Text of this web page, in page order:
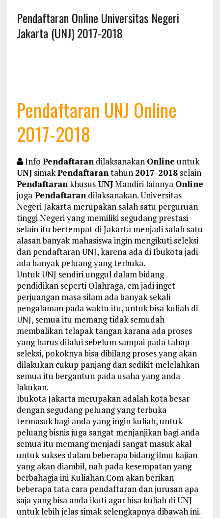
Pendaftaran Online Universitas Negeri
Jakarta (UNJ) 2017-2018
Pendaftaran UNJ Online
2017-2018
Info Pendaftarandilaksanakan Online untuk
UNJsimakPendaftarantahun 2017-2018selain
PendaftarankhususUNJMandiri lainnya Online
jugaPendaftarandilaksanakan. Universitas
Negeri Jakarta merupakan salah satu perguruan
tinggi Negeri yang memiliki segudang prestasi
selain itu bertempat di Jakarta menjadi salah satu
alasan banyak mahasiswa ingin mengikuti seleksi
dan pendaftaran UNJ, karena ada di Ibukota jadi
ada banyak peluang yang terbuka.
Untuk UNJ sendiri unggul dalam bidang
pendidikan seperti Olahraga, em jadi inget
perjuangan masa silam ada banyak sekali
pengalaman pada waktu itu, untuk bisa kuliah di
UNJ, semua itu memang tidak semudah
membalikan telapak tangan karana ada proses
yang harus dilalui sebelum sampai pada tahap
seleksi, pokoknya bisa dibilang proses yang akan
dilakukan cukup panjang dan sedikit melelahkan
semua itu bergantun pada usaha yang anda
lakukan.
Ibukota Jakarta merupakan adalah kota besar
dengan segudang peluang yang terbuka
termasuk bagi anda yang ingin kuliah, untuk
peluang bisnis juga sangat menjanjikan bagi anda
semua itu memang menjadi sangat masuk akal
untuk sukses dalam beberapa bidang ilmu kajian
yang akan diambil, nah pada kesempatan yang
berbahagia ini Kuliahan.Com akan berikan
beberapa tata cara pendaftaran dan jurusan apa
saja yang bisa anda ikuti agar bisa kuliah di UNJ
untuk lebih jelas simak selengkapnya dibawah ini.